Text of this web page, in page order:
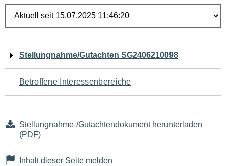
Navigation
für
den
Seiteninhalt
Stellungnahme/Gutachten SG2406210098
Betroffene Interessenbereiche
Stellungnahme-/Gutachtendokument herunterladen
(PDF)
Inhalt dieser Seite melden